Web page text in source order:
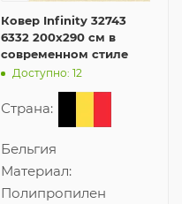
Ковер Infinity 32743
6332 200x290 см в
современном стиле
Доступно: 12
Страна:
Бельгия
Материал:
Полипропилен